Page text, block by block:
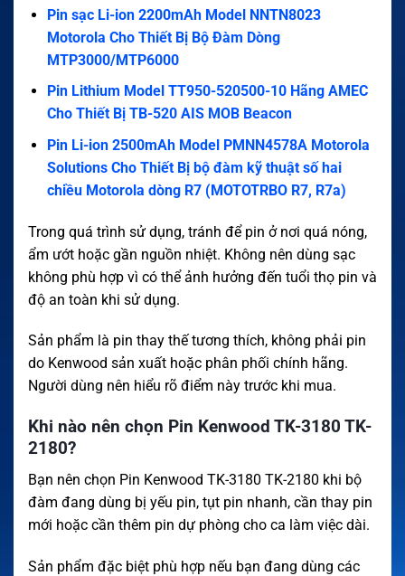
Pin sạc Li-ion 2200mAh Model NNTN8023
Motorola Cho Thiết Bị Bộ Đàm Dòng
MTP3000/MTP6000
Pin Lithium Model TT950-520500-10 Hãng AMEC
Cho Thiết Bị TB-520 AIS MOB Beacon
Pin Li-ion 2500mAh Model PMNN4578A Motorola
Solutions Cho Thiết Bị bộ đàm kỹ thuật số hai
chiều Motorola dòng R7 (MOTOTRBO R7, R7a)
Trong quá trình sử dụng, tránh để pin ở nơi quá nóng,
ẩm ướt hoặc gần nguồn nhiệt. Không nên dùng sạc
không phù hợp vì có thể ảnh hưởng đến tuổi thọ pin và
độ an toàn khi sử dụng.
Sản phẩm là pin thay thế tương thích, không phải pin
do Kenwood sản xuất hoặc phân phối chính hãng.
Người dùng nên hiểu rõ điểm này trước khi mua.
Khi nào nên chọn Pin Kenwood TK-3180 TK-
2180?
Bạn nên chọn Pin Kenwood TK-3180 TK-2180 khi bộ
đàm đang dùng bị yếu pin, tụt pin nhanh, cần thay pin
mới hoặc cần thêm pin dự phòng cho ca làm việc dài.
Sản phẩm đặc biệt phù hợp nếu bạn đang dùng các